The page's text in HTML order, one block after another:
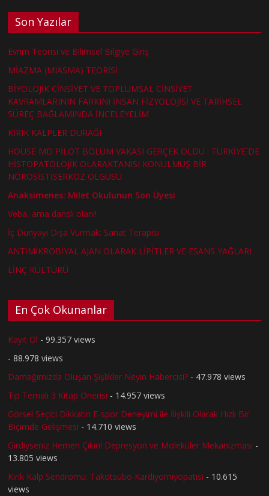
Son Yazılar
Evrim Teorisi ve Bilimsel Bilgiye Giriş
MİAZMA (MIASMA) TEORİSİ
BİYOLOJİK CİNSİYET VE TOPLUMSAL CİNSİYET
KAVRAMLARININ FARKINI İNSAN FİZYOLOJİSİ VE TARİHSEL
SÜREÇ BAĞLAMINDA İNCELEYELİM
KIRIK KALPLER DURAĞI
HOUSE MD PİLOT BÖLÜM VAKASI GERÇEK OLDU : TÜRKİYE´DE
HİSTOPATOLOJİK OLARAKTANISI KONULMUŞ BİR
NÖROSİSTİSERKOZ OLGUSU
Anaksimenes: Milet Okulunun Son Üyesi
Veba, ama danslı olanı!
İç Dünyayı Dışa Vurmak: Sanat Terapisi
ANTİMİKROBİYAL AJAN OLARAK LİPİTLER VE ESANS YAĞLARI
LİNÇ KÜLTÜRÜ
En Çok Okunanlar
Kayıt Ol - 99.357 views
- 88.978 views
Damağımızda Oluşan Şişlikler Neyin Habercisi? - 47.978 views
Tıp Temalı 3 Kitap Önerisi - 14.957 views
Görsel Seçici Dikkatin E-spor Deneyimi ile İlişkili Olarak Hızlı Bir
Biçimde Gelişmesi - 14.710 views
Girdiyseniz Hemen Çıkın! Depresyon ve Moleküler Mekanizması -
13.805 views
Kırık Kalp Sendromu: Takotsubo Kardiyomiyopatisi - 10.615
views